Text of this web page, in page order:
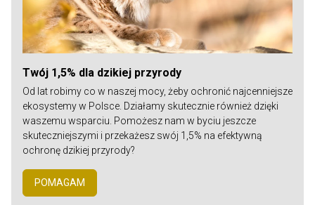
Twój 1,5% dla dzikiej przyrody
Od lat robimy co w naszej mocy, żeby ochronić najcenniejsze
ekosystemy w Polsce. Działamy skutecznie również dzięki
waszemu wsparciu. Pomożesz nam w byciu jeszcze
skuteczniejszymi i przekażesz swój 1,5% na efektywną
ochronę dzikiej przyrody?
POMAGAM